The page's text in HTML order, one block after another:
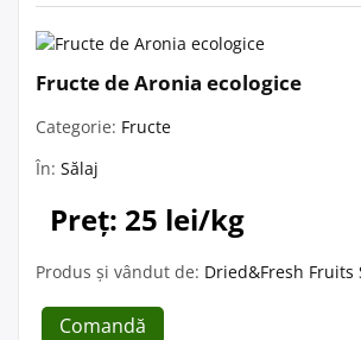
Fructe de Aronia ecologice
Categorie: Fructe
În: Sălaj
Preț: 25 lei/kg
Produs și vândut de: Dried&Fresh Fruits
Comandă